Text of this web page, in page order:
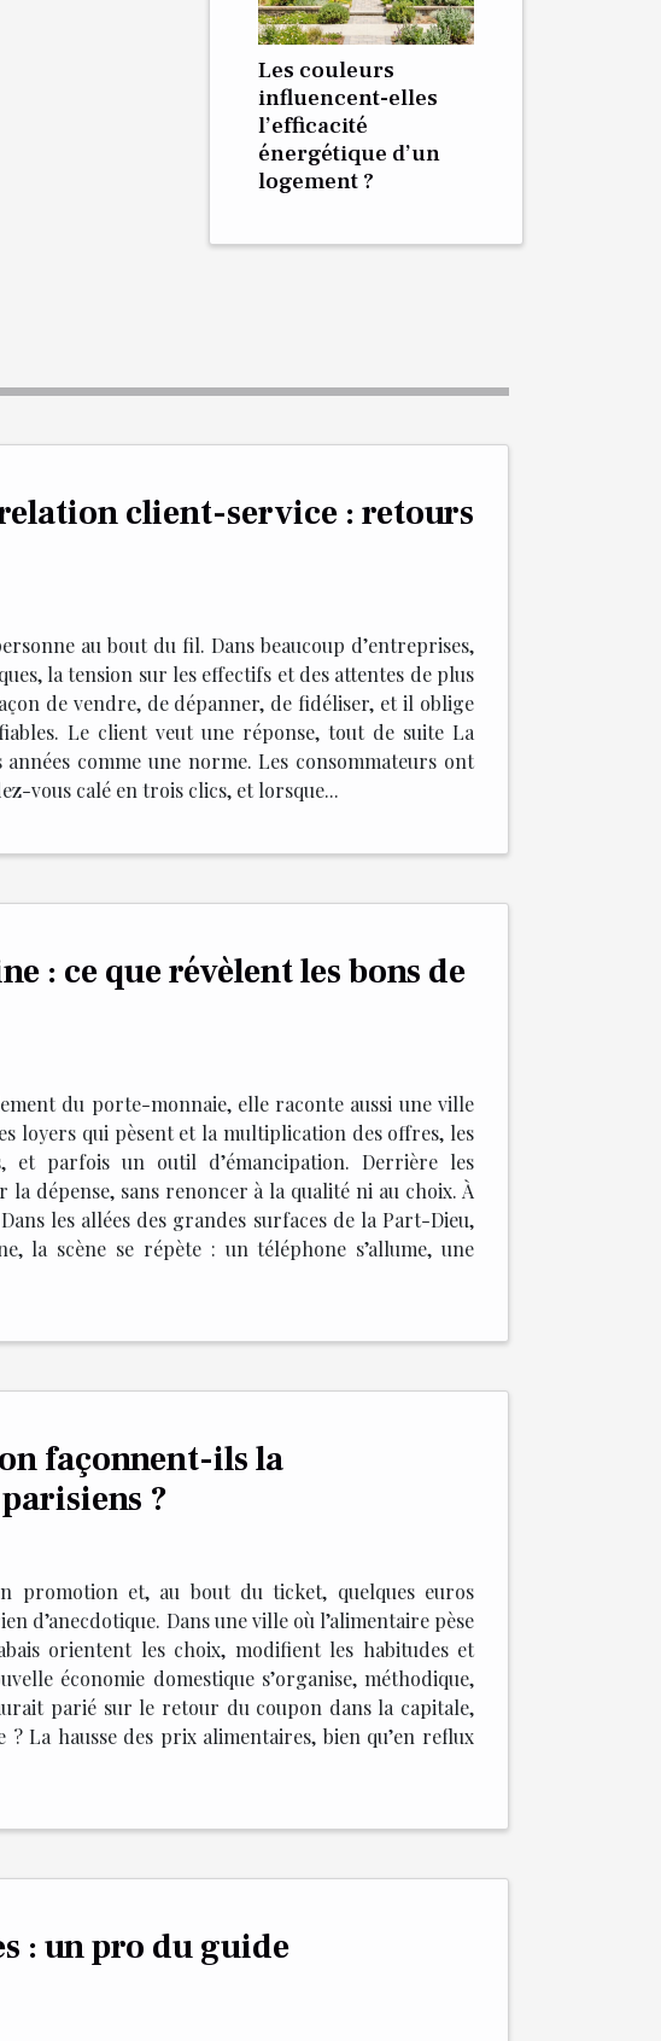
Les couleurs
influencent-elles
l’efficacité
énergétique d’un
logement ?
client-service : retours
au bout du fil. Dans beaucoup d’entreprises,
la tension sur les effectifs et des attentes de plus
de vendre, de dépanner, de fidéliser, et il oblige
Le client veut une réponse, tout de suite La
comme une norme. Les consommateurs ont
vous calé en trois clics, et lorsque...
: ce que révèlent les bons de
du porte-monnaie, elle raconte aussi une ville
loyers qui pèsent et la multiplication des offres, les
et parfois un outil d’émancipation. Derrière les
dépense, sans renoncer à la qualité ni au choix. À
les allées des grandes surfaces de la Part-Dieu,
la scène se répète : un téléphone s’allume, une
façonnent-ils la
?
promotion et, au bout du ticket, quelques euros
d’anecdotique. Dans une ville où l’alimentaire pèse
orientent les choix, modifient les habitudes et
économie domestique s’organise, méthodique,
parié sur le retour du coupon dans la capitale,
La hausse des prix alimentaires, bien qu’en reflux
: un pro du guide